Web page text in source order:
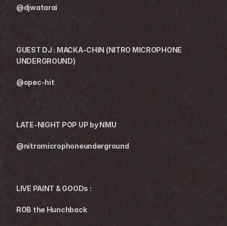
@djwatarai
GUEST DJ : MACKA-CHIN (NITRO MICROPHONE
UNDERGROUND)
@opec-hit
LATE-NIGHT POP UP by NMU
@nitromicrophoneunderground
LIVE PAINT & GOODs :
ROB the Hunchback